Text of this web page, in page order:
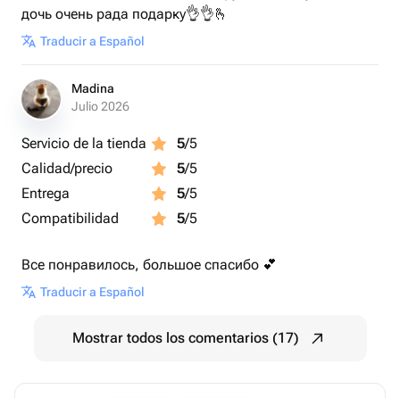
дочь очень рада подарку👌👌🫰
Traducir a Español
Madina
Julio 2026
Servicio de la tienda 5/5
Calidad/precio
5/5
Entrega
5/5
Compatibilidad
5/5
Все понравилось, большое спасибо 💕
Traducir a Español
Mostrar todos los comentarios (17)